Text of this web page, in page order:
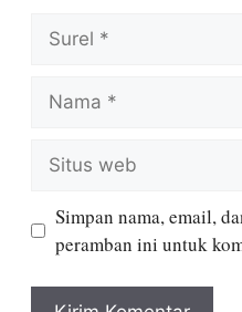
Simpan nama, email,
peramban ini untuk